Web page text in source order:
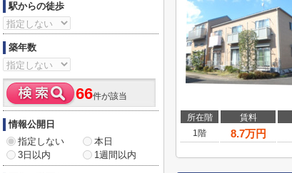
所在階 賃料
1階
8.7万円
駅からの徒歩
築年数
66件が該当
情報公開日
指定しない
本日
3日以内
1週間以内